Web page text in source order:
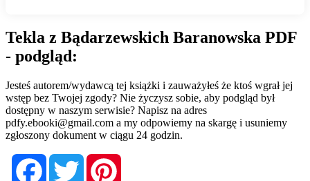
Tekla z Bądarzewskich Baranowska PDF
- podgląd:
Jesteś autorem/wydawcą tej książki i zauważyłeś że ktoś wgrał jej
wstęp bez Twojej zgody? Nie życzysz sobie, aby podgląd był
dostępny w naszym serwisie? Napisz na adres
pdfy.ebooki@gmail.com a my odpowiemy na skargę i usuniemy
zgłoszony dokument w ciągu 24 godzin.
FacebookTwitter